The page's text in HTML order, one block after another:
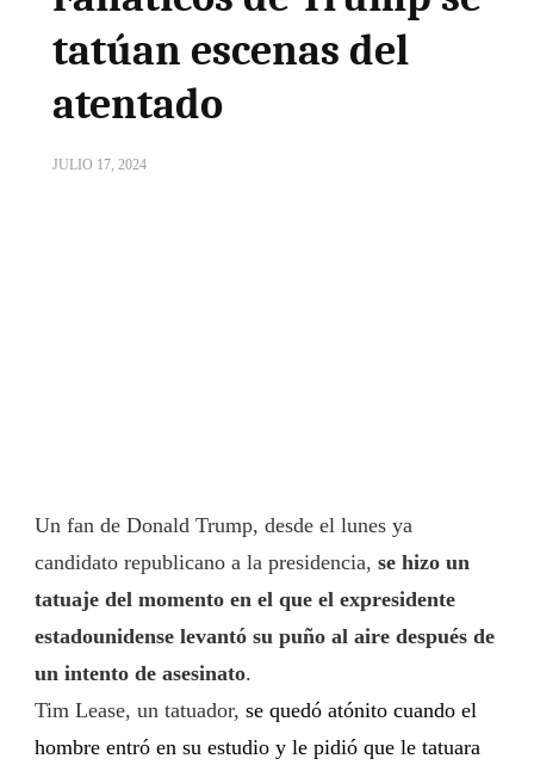
tatúan escenas del
atentado
JULIO 17, 2024
Un fan de Donald Trump, desde el lunes ya
candidato republicano a la presidencia, se hizo un
tatuaje del momento en el que el expresidente
estadounidense levantó su puño al aire después de
un intento de asesinato.
Tim Lease, un tatuador, se quedó atónito cuando el
hombre entró en su estudio y le pidió que le tatuara